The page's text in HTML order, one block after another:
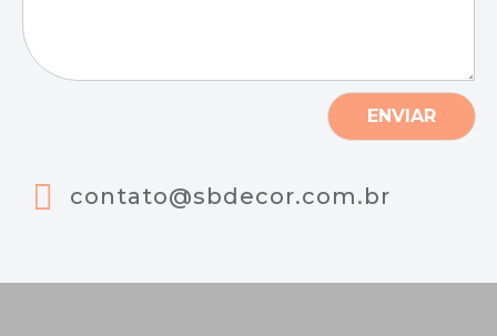
a
ENVIAR
contato@sbdecor.com.br